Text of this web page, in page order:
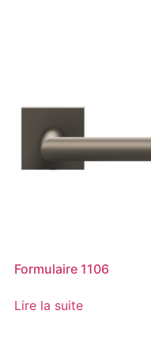
Formulaire 1106
Lire la suite